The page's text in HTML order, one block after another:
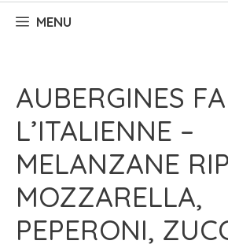
MENU
AUBERGINES
L’ITALIENNE –
MELANZANE
MOZZARELLA,
PEPERONI,